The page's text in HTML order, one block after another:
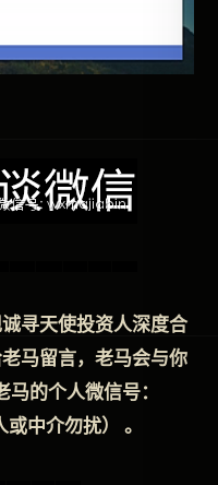
寻天使投资人深度合
马留言，老马会与你
的个人微信号：
中介勿扰） 。